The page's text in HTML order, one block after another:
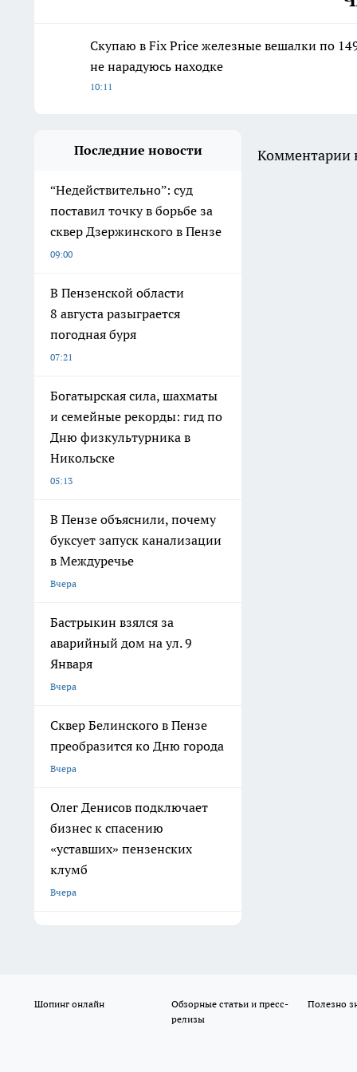
Скупаю в Fix Price железные вешалки по
не нарадуюсь находке
10:11
Последние новости
“Недействительно”: суд
поставил точку в борьбе за
сквер Дзержинского в Пензе
09:00
В Пензенской области
8 августа разыграется
погодная буря
07:21
Богатырская сила, шахматы
и семейные рекорды: гид по
Дню физкультурника в
Никольске
05:13
В Пензе объяснили, почему
буксует запуск канализации
в Междуречье
Вчера
Бастрыкин взялся за
аварийный дом на ул. 9
Января
Вчера
Сквер Белинского в Пензе
преобразится ко Дню города
Вчера
Олег Денисов подключает
бизнес к спасению
«уставших» пензенских
клумб
Вчера
Комментарии
Шопинг онлайн
Обзорные статьи и пресс-
релизы
Полезно